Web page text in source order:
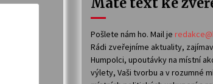
Pošlete nám ho. Mail je
Rádi zveřejníme aktuality,
Humpolci, upoutávky na místní
výlety, Vaši tvorbu a v rozumné